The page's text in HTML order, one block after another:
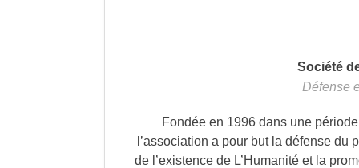
Société
Défense
Fondée en 1996 dans une
l’association a pour but la défense
de l’existence de L’Humanité et la